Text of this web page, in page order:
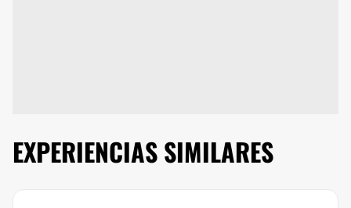
EXPERIENCIAS SIMILARES